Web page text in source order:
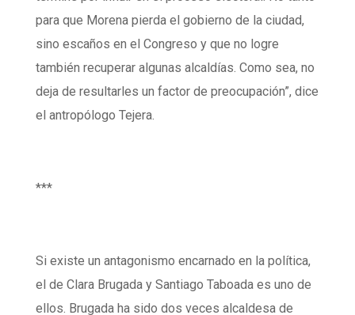
para que Morena pierda el gobierno de la ciudad,
sino escaños en el Congreso y que no logre
también recuperar algunas alcaldías. Como sea, no
deja de resultarles un factor de preocupación”, dice
el antropólogo Tejera.
***
Si existe un antagonismo encarnado en la política,
el de Clara Brugada y Santiago Taboada es uno de
ellos. Brugada ha sido dos veces alcaldesa de